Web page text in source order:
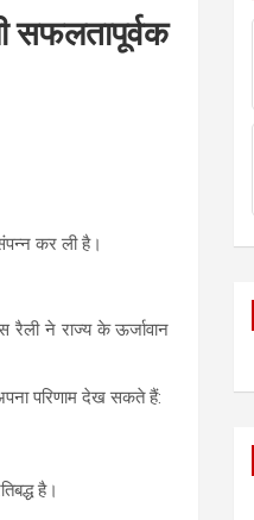
सफलतापूर्वक
कर ली है।
रैली ने राज्य के ऊर्जावान
परिणाम देख सकते हैं:
है।